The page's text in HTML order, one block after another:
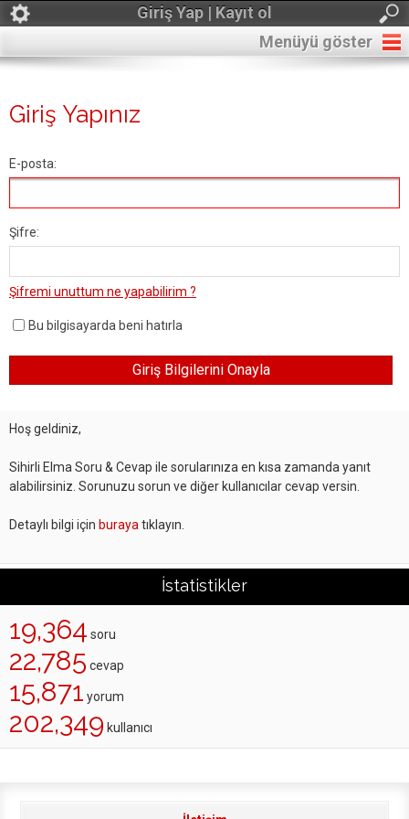
Giriş Yap | Kayıt ol
Menüyü göster
Giriş Yapınız
E-posta:
Şifre:
Şifremi unuttum ne yapabilirim ?
Bu bilgisayarda beni hatırla
Hoş geldiniz,
Sihirli Elma Soru & Cevap ile sorularınıza en kısa zamanda yanıt
alabilirsiniz. Sorunuzu sorun ve diğer kullanıcılar cevap versin.
Detaylı bilgi için buraya tıklayın.
İstatistikler
19,364 soru
22,785 cevap
15,871 yorum
202,349 kullanıcı